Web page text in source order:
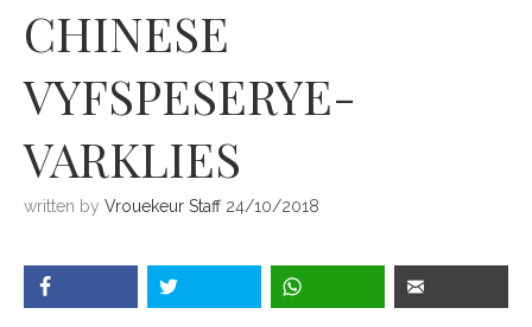
CHINESE
VYFSPESERYE-
VARKLIES
written by Vrouekeur Staff 24/10/2018